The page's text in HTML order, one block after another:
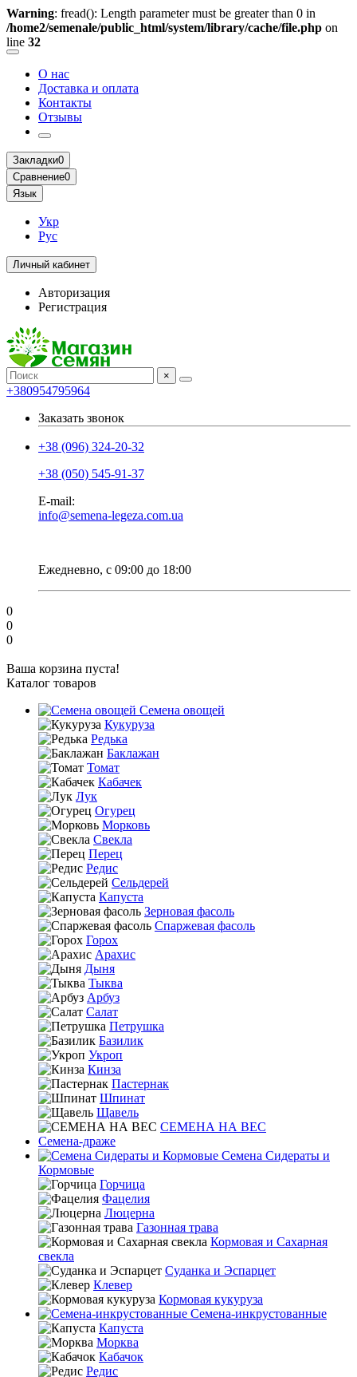
Warning: fread(): Length parameter must be greater than 0 in
/home2/semenale/public_html/system/library/cache/file.php on
line 32
О нас
Доставка и оплата
Контакты
Отзывы
Закладки0
Сравнение0
Язык
Укр
Рус
Личный кабинет
Авторизация
Регистрация
×
+380954795964
Заказать звонок
+38 (096) 324-20-32
+38 (050) 545-91-37
E-mail:
info@semena-legeza.com.ua
Ежедневно, с 09:00 до 18:00
0
0
0
Ваша корзина пуста!
Каталог товаров
Семена овощей
Кукуруза
Редька
Баклажан
Томат
Кабачек
Лук
Огурец
Морковь
Свекла
Перец
Редис
Сельдерей
Капуста
Зерновая фасоль
Спаржевая фасоль
Горох
Арахис
Дыня
Тыква
Арбуз
Салат
Петрушка
Базилик
Укроп
Кинза
Пастернак
Шпинат
Щавель
СЕМЕНА НА ВЕС
Семена-драже
Семена Сидераты и
Кормовые
Горчица
Фацелия
Люцерна
Газонная трава
Кормовая и Сахарная
свекла
Суданка и Эспарцет
Клевер
Кормовая кукуруза
Семена-инкрустованные
Капуста
Морква
Кабачок
Редис